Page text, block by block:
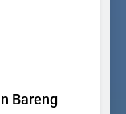
Bareng